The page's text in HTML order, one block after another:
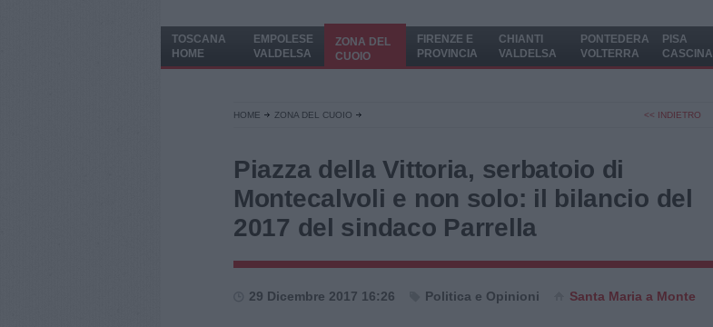
TOSCANA
HOME
EMPOLESE
VALDELSA
ZONA DEL
CUOIO
FIRENZE E
PROVINCIA
CHIANTI
VALDELSA
PONTEDERA
VOLTERRA
PISA
CASCINA
HOME ZONA DEL CUOIO << INDIETRO
Piazza della Vittoria, serbatoio di
Montecalvoli e non solo: il bilancio del
2017 del sindaco Parrella
29 Dicembre 2017 16:26 Politica e Opinioni Santa Maria a Monte